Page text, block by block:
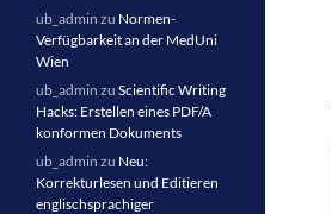
ub_admin zu Normen-
Verfügbarkeit an der MedUni
Wien
ub_admin zu Scientific Writing
Hacks: Erstellen eines PDF/A
konformen Dokuments
ub_admin zu Neu:
Korrekturlesen und Editieren
englischsprachiger